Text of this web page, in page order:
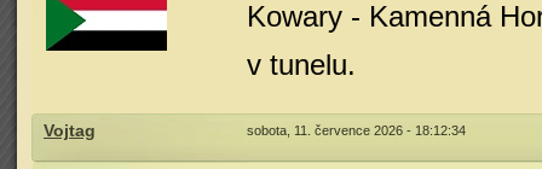
Kowary - Kamenná
v tunelu.
Vojtag sobota, 11. července 2026 - 18:12:34